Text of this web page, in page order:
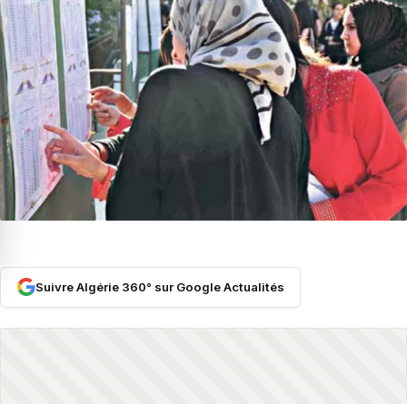
Suivre Algérie 360° sur Google Actualités